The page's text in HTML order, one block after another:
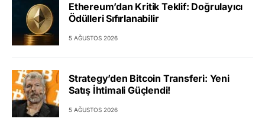
Ethereum’dan Kritik Teklif: Doğrulayıcı
Ödülleri Sıfırlanabilir
5 AĞUSTOS 2026
Strategy’den Bitcoin Transferi: Yeni
Satış İhtimali Güçlendi!
5 AĞUSTOS 2026